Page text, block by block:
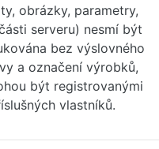
obrázky, parametry,
serveru) nesmí být
bez výslovného
a označení výrobků,
být registrovanými
vlastníků.